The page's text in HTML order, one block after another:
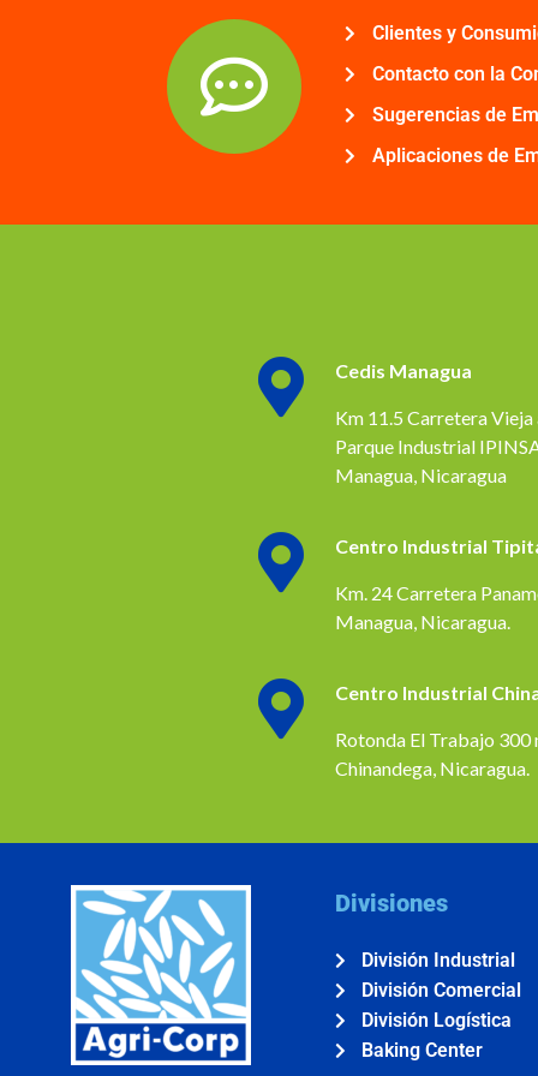
Clientes y
Contacto con la
Sugerencias de
Aplicaciones de
Cedis Managua
Km 11.5 Carretera Vieja
Parque Industrial
Managua, Nicaragua
Centro Industrial
Km. 24 Carretera
Managua, Nicaragua.
Centro Industrial
Rotonda El Trabajo 300
Chinandega, Nicaragua.
Divisiones
División Industrial
División Comercial
División Logística
Baking Center